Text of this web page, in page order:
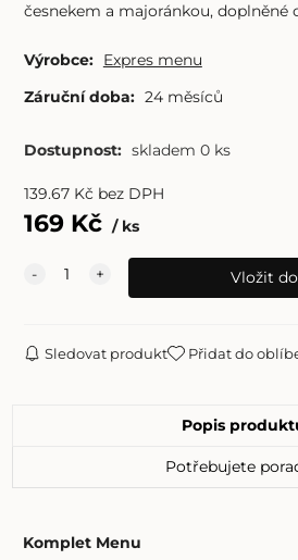
česnekem a majoránkou, doplněné
Výrobce: Expres menu
Záruční doba: 24 měsíců
Dostupnost: skladem 0 ks
139.67Kč bez DPH
169Kč ks
Sledovat produkt Přidat do
Popis
Potřebujete
Komplet Menu